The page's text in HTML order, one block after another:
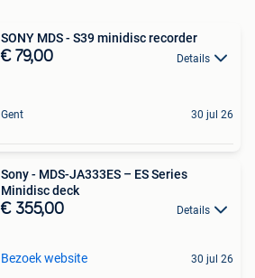
SONY MDS - S39 minidisc recorder
€ 79,00 Details
Gent 30 jul 26
Sony - MDS-JA333ES – ES Series
Minidisc deck
€ 355,00 Details
Bezoek website 30 jul 26